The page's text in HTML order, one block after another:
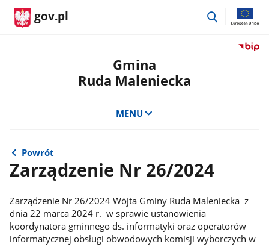
gov.pl
przejdź
Przejdź
Gmina
Ruda Maleniecka
MENU
Powrót
Zarządzenie Nr 26/2024
Zarządzenie Nr 26/2024 Wójta Gminy Ruda Maleniecka z
dnia 22 marca 2024 r. w sprawie ustanowienia
koordynatora gminnego ds. informatyki oraz operatorów
informatycznej obsługi obwodowych komisji wyborczych w